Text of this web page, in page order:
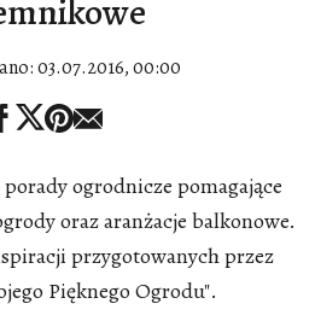
03.07.2016, 00:00
ogrodnicze pomagające
oraz aranżacje balkonowe.
przygotowanych przez
Pięknego Ogrodu".